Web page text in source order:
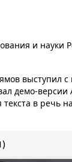
и науки
выступил
демо-
в речь